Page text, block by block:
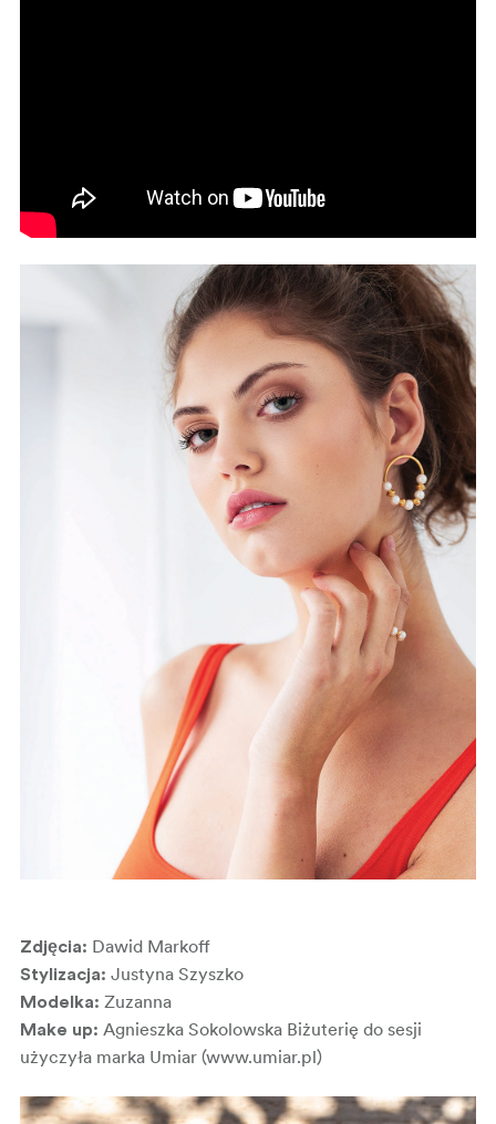
Zdjęcia: Dawid Markoff
Stylizacja: Justyna Szyszko
Modelka: Zuzanna
Make up: Agnieszka Sokolowska Biżuterię do sesji
użyczyła marka Umiar (www.umiar.pl)